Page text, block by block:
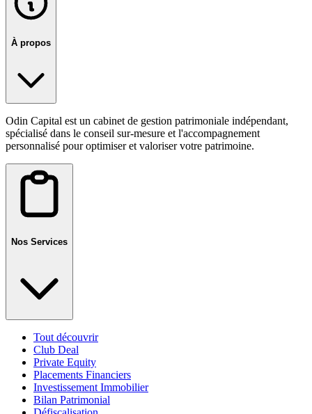
À propos
Odin Capital est un cabinet de gestion patrimoniale indépendant,
spécialisé dans le conseil sur-mesure et l'accompagnement
personnalisé pour optimiser et valoriser votre patrimoine.
Nos Services
Tout découvrir
Club Deal
Private Equity
Placements Financiers
Investissement Immobilier
Bilan Patrimonial